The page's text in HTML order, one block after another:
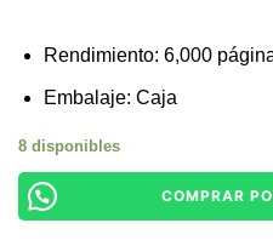
Rendimiento: 6,000
Embalaje: Caja
8 disponibles
COMPRAR